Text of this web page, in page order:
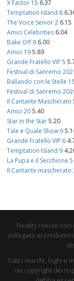
X Factor 15 6.37
Temptation Island 8
The Voice Senior 2 6.15
Amici Celebrities 6.04
Bake Off 9 6.00
Amici 195.89
Grande Fratello VIP 5
Festival di Sanremo
Ballando con le Stelle 15
Festival di Sanremo
Il Cantante Mascherato
Amici 205.40
Star in the Star5.20
Tale e Quale Show 9
Grande Fratello VIP 6
Temptation Island 9
La Pupa e il Secchione 5
Il Cantante mascherato
Reality House
collegato ai
Tutti i marchi, loghi e
da copyright dei